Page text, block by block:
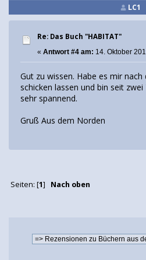
LC1
Re: Das Buch "HABITAT"
« Antwort #4 am: 14. Oktober
Gut zu wissen. Habe es mir
schicken lassen und bin seit
sehr spannend.
Gruß Aus dem Norden
Seiten: [1] Nach oben